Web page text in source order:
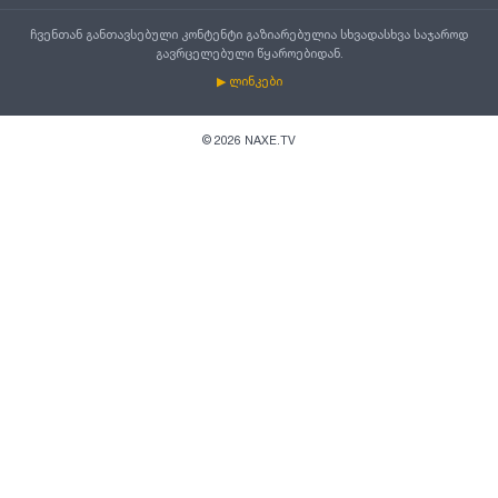
ჩვენთან განთავსებული კონტენტი გაზიარებულია სხვადასხვა საჯაროდ
გავრცელებული წყაროებიდან.
▶ ლინკები
© 2026 NAXE.TV